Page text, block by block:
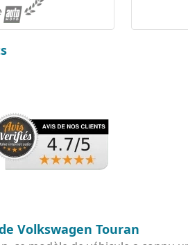
Volkswagen Touran